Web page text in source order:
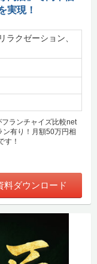
実現！
ラクゼーション、
ランチャイズ比較net
ン有り！月額50万円相
す！
料ダウンロード